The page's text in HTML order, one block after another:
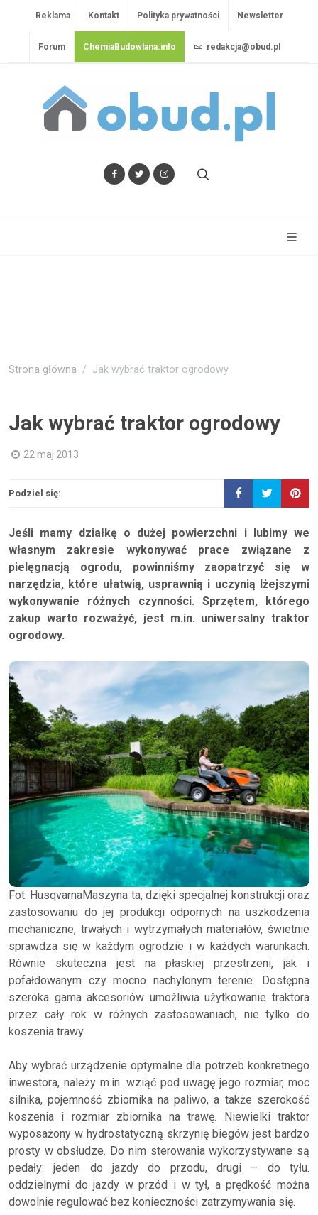
Reklama Kontakt Polityka prywatności Newsletter
Forum ChemiaBudowlana.info redakcja@obud.pl
Strona główna Jak wybrać traktor ogrodowy
Jak wybrać traktor ogrodowy
22 maj 2013
Podziel się:
Jeśli mamy działkę o dużej powierzchni i lubimy we
własnym zakresie wykonywać prace związane z
pielęgnacją ogrodu, powinniśmy zaopatrzyć się w
narzędzia, które ułatwią, usprawnią i uczynią lżejszymi
wykonywanie różnych czynności. Sprzętem, którego
zakup warto rozważyć, jest m.in. uniwersalny traktor
ogrodowy.
Fot. HusqvarnaMaszyna ta, dzięki specjalnej konstrukcji oraz
zastosowaniu do jej produkcji odpornych na uszkodzenia
mechaniczne, trwałych i wytrzymałych materiałów, świetnie
sprawdza się w każdym ogrodzie i w każdych warunkach.
Równie skuteczna jest na płaskiej przestrzeni, jak i
pofałdowanym czy mocno nachylonym terenie. Dostępna
szeroka gama akcesoriów umożliwia użytkowanie traktora
przez cały rok w różnych zastosowaniach, nie tylko do
koszenia trawy.
Aby wybrać urządzenie optymalne dla potrzeb konkretnego
inwestora, należy m.in. wziąć pod uwagę jego rozmiar, moc
silnika, pojemność zbiornika na paliwo, a także szerokość
koszenia i rozmiar zbiornika na trawę. Niewielki traktor
wyposażony w hydrostatyczną skrzynię biegów jest bardzo
prosty w obsłudze. Do nim sterowania wykorzystywane są
pedały: jeden do jazdy do przodu, drugi – do tyłu.
oddzielnymi do jazdy w przód i w tył, a prędkość można
dowolnie regulować bez konieczności zatrzymywania się.